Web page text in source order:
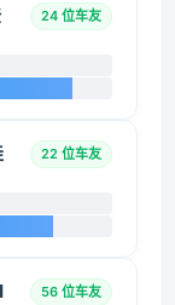
24 位车友
22 位车友
56 位车友